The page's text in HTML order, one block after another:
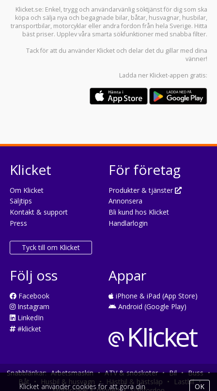
Klicket.se: Enkel, trygg och användarvänlig söktjänst för dig som ska
köpa och sälja nya och begagnade bilar, båtar, husvagnar, husbilar,
transportbilar, motorcyklar eller andra fordon från hela Sverige. Hitta
bäst priser. Upplev våra smarta sökfunktioner med snabba filter.
Tack för att du använder Klicket och delar det du gillar med dina
vänner!
Ladda ner Klicket-appen gratis:
Klicket
Om Klicket
Säljtips
Kontakt & support
Press
Tyck till om Klicket
För företag
Produkter & tjänster
Annonsera
Bli kund hos Klicket
Handlarlogin
Följ oss
Facebook
Instagram
LinkedIn
#klicket
Appar
iPhone & iPad (App Store)
Android (Google Play)
Snabblänkar: Arbetsmaskin • ATV & snöskoter • Bil • Buss •
Båt • Husbil & husvagn • Hästbil & hästsläp • Lastbil •
Klicket använder cookies för att göra din
OK